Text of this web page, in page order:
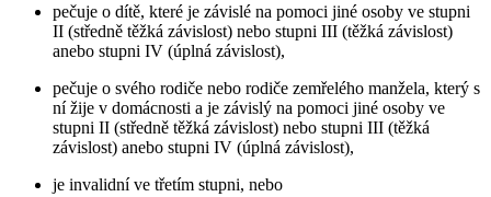
pečuje o dítě, které je závislé na pomoci jiné osoby ve stupni
II (středně těžká závislost) nebo stupni III (těžká závislost)
anebo stupni IV (úplná závislost),
pečuje o svého rodiče nebo rodiče zemřelého manžela, který s
ní žije v domácnosti a je závislý na pomoci jiné osoby ve
stupni II (středně těžká závislost) nebo stupni III (těžká
závislost) anebo stupni IV (úplná závislost),
je invalidní ve třetím stupni, nebo